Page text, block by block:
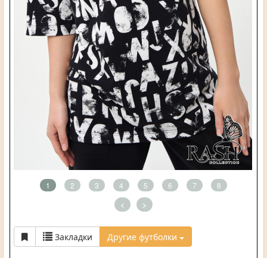
1 2 3 4 5 6 7 8
< >
Закладки Другие футболки